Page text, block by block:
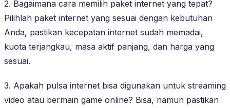
2. Bagaimana cara memilih paket internet yang tepat?
Pilihlah paket internet yang sesuai dengan kebutuhan
Anda, pastikan kecepatan internet sudah memadai,
kuota terjangkau, masa aktif panjang, dan harga yang
sesuai.
3. Apakah pulsa internet bisa digunakan untuk streaming
video atau bermain game online? Bisa, namun pastikan